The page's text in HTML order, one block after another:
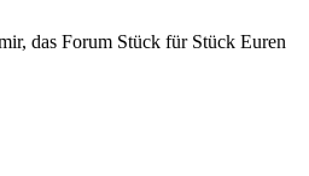
das Forum Stück für Stück Euren